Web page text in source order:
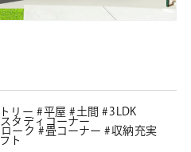
リー 平屋 土間
3LDK
スタディコーナー
ーク 畳コーナー
収納充実
ト